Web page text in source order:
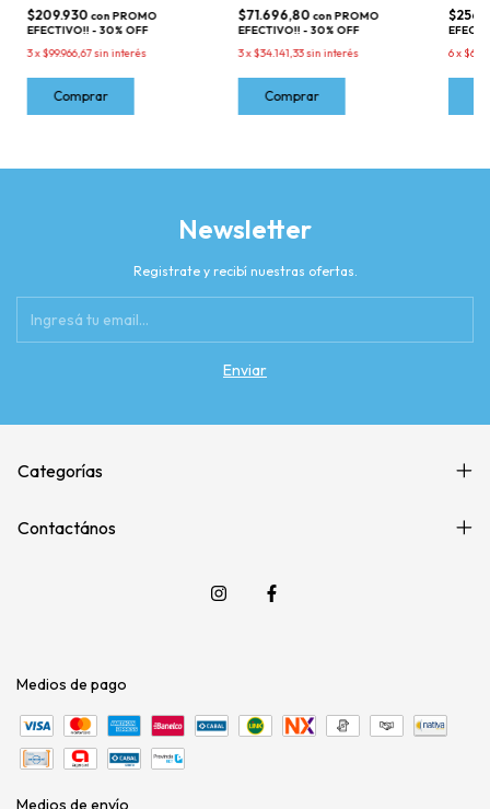
$209.930 con PROMO
EFECTIVO!! - 30% OFF
3x$99.966,67sin interés
$71.696,80 con PROMO
EFECTIVO!! - 30% OFF
3x$34.141,33sin interés
6x
Newsletter
Registrate y recibí nuestras ofertas.
Categorías
Contactános
Medios de pago
Medios de envío